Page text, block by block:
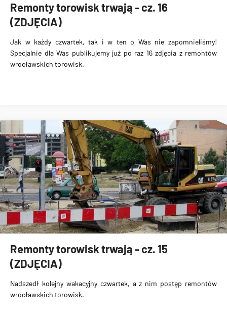
Remonty torowisk trwają - cz. 16
(ZDJĘCIA)
Jak w każdy czwartek, tak i w ten o Was nie zapomnieliśmy!
Specjalnie dla Was publikujemy już po raz 16 zdjęcia z remontów
wrocławskich torowisk.
Remonty torowisk trwają - cz. 15
(ZDJĘCIA)
Nadszedł kolejny wakacyjny czwartek, a z nim postęp remontów
wrocławskich torowisk.